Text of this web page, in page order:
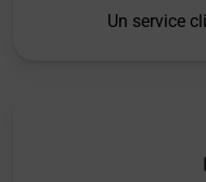
Un service